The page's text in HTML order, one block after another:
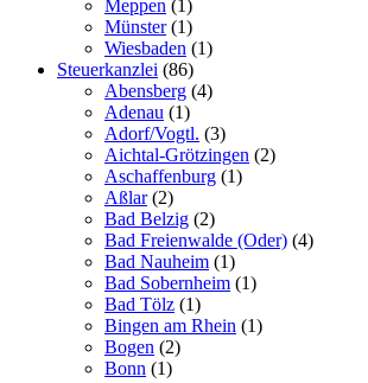
Meppen (1)
Münster(1)
Wiesbaden (1)
Steuerkanzlei (86)
Abensberg (4)
Adenau (1)
Adorf/Vogtl. (3)
Aichtal-Grötzingen (2)
Aschaffenburg (1)
Aßlar(2)
Bad Belzig (2)
Bad Freienwalde (Oder) (4)
Bad Nauheim (1)
Bad Sobernheim (1)
Bad Tölz (1)
Bingen am Rhein (1)
Bogen (2)
Bonn (1)